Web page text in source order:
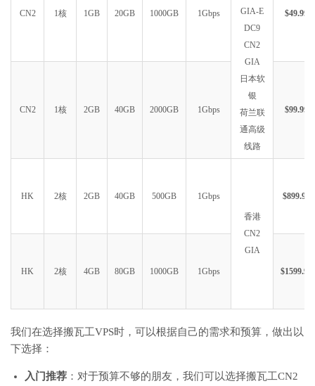
CN2 1核 1GB 20GB 1000GB 1Gbps
GIA-E
DC9
CN2
GIA
日本软
银
荷兰联
通高级
线路
$49.99
CN2 1核 2GB 40GB 2000GB 1Gbps $99.99
HK 2核 2GB 40GB 500GB 1Gbps
香港
CN2
GIA
$899.99
HK 2核 4GB 80GB 1000GB 1Gbps $1599.99
我们在选择搬瓦工VPS时，可以根据自己的需求和预算，做出以
下选择：
入门推荐 ：对于预算不够的朋友，我们可以选择搬瓦工CN2